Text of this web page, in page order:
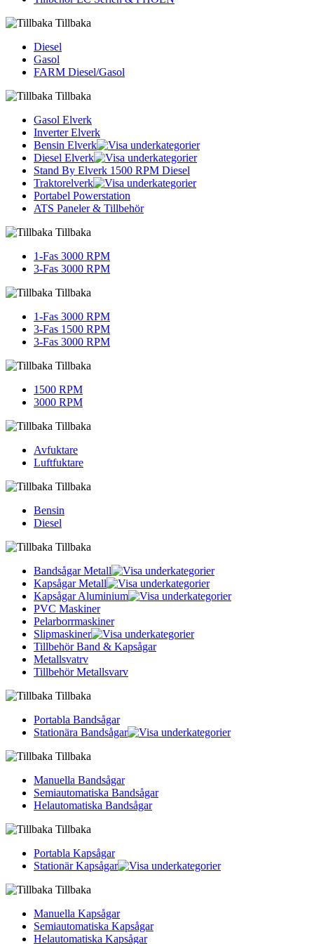
Tillbaka
Diesel
Gasol
FARM Diesel/Gasol
Tillbaka
Gasol Elverk
Inverter Elverk
Bensin Elverk
Diesel Elverk
Stand By Elverk 1500 RPM Diesel
Traktorelverk
Portabel Powerstation
ATS Paneler & Tillbehör
Tillbaka
1-Fas 3000 RPM
3-Fas 3000 RPM
Tillbaka
1-Fas 3000 RPM
3-Fas 1500 RPM
3-Fas 3000 RPM
Tillbaka
1500 RPM
3000 RPM
Tillbaka
Avfuktare
Luftfuktare
Tillbaka
Bensin
Diesel
Tillbaka
Bandsågar Metall
Kapsågar Metall
Kapsågar Aluminium
PVC Maskiner
Pelarborrmaskiner
Slipmaskiner
Tillbehör Band & Kapsågar
Metallsvatrv
Tillbehör Metallsvarv
Tillbaka
Portabla Bandsågar
Stationära Bandsågar
Tillbaka
Manuella Bandsågar
Semiautomatiska Bandsågar
Helautomatiska Bandsågar
Tillbaka
Portabla Kapsågar
Stationär Kapsågar
Tillbaka
Manuella Kapsågar
Semiautomatiska Kapsågar
Helautomatiska Kapsågar